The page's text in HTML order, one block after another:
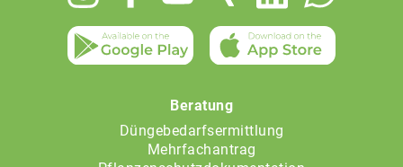
Beratung
Düngebedarfsermittlung
Mehrfachantrag